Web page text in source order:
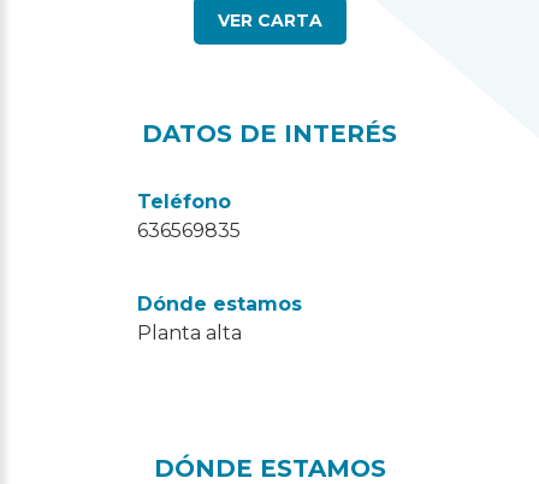
VER CARTA
DATOS DE INTERÉS
Teléfono
636569835
Dónde estamos
Planta alta
DÓNDE ESTAMOS